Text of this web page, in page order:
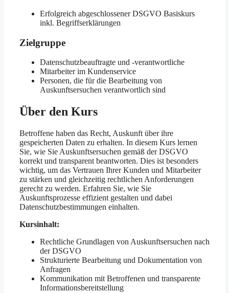
Erfolgreich abgeschlossener DSGVO Basiskurs
inkl. Begriffserklärungen
Zielgruppe
Datenschutzbeauftragte und -verantwortliche
Mitarbeiter im Kundenservice
Personen, die für die Bearbeitung von
Auskunftsersuchen verantwortlich sind
Über den Kurs
Betroffene haben das Recht, Auskunft über ihre
gespeicherten Daten zu erhalten. In diesem Kurs lernen
Sie, wie Sie Auskunftsersuchen gemäß der DSGVO
korrekt und transparent beantworten. Dies ist besonders
wichtig, um das Vertrauen Ihrer Kunden und Mitarbeiter
zu stärken und gleichzeitig rechtlichen Anforderungen
gerecht zu werden. Erfahren Sie, wie Sie
Auskunftsprozesse effizient gestalten und dabei
Datenschutzbestimmungen einhalten.
Kursinhalt:
Rechtliche Grundlagen von Auskunftsersuchen nach
der DSGVO
Strukturierte Bearbeitung und Dokumentation von
Anfragen
Kommunikation mit Betroffenen und transparente
Informationsbereitstellung